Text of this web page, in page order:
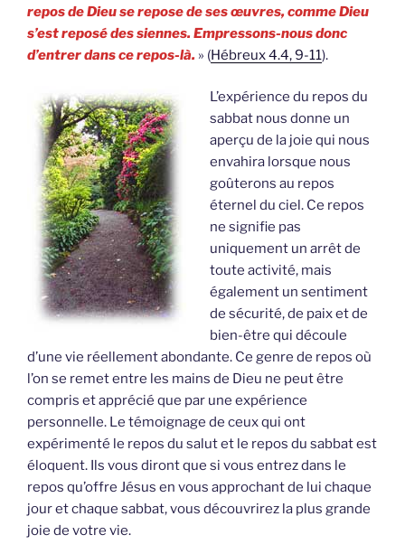
repos de Dieu se repose de ses œuvres, comme Dieu
s’est reposé des siennes. Empressons-nous donc
d’entrer dans ce repos-là. » (Hébreux 4.4, 9-11).
L’expérience du repos du
sabbat nous donne un
aperçu de la joie qui nous
envahira lorsque nous
goûterons au repos
éternel du ciel. Ce repos
ne signifie pas
uniquement un arrêt de
toute activité, mais
également un sentiment
de sécurité, de paix et de
bien-être qui découle
d’une vie réellement abondante. Ce genre de repos où
l’on se remet entre les mains de Dieu ne peut être
compris et apprécié que par une expérience
personnelle. Le témoignage de ceux qui ont
expérimenté le repos du salut et le repos du sabbat est
éloquent. Ils vous diront que si vous entrez dans le
repos qu’offre Jésus en vous approchant de lui chaque
jour et chaque sabbat, vous découvrirez la plus grande
joie de votre vie.